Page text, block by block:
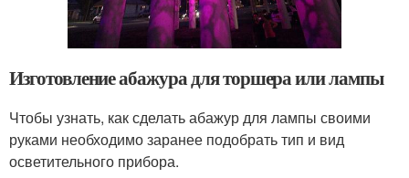
Изготовление абажура для торшера или лампы
Чтобы узнать, как сделать абажур для лампы своими
руками необходимо заранее подобрать тип и вид
осветительного прибора.